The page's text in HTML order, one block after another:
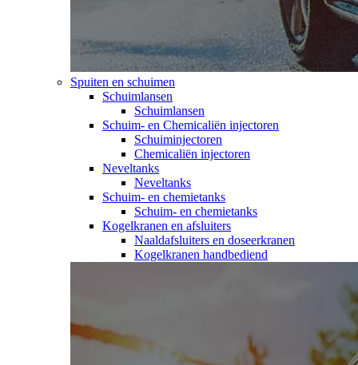
Spuiten en schuimen
Schuimlansen
Schuimlansen
Schuim- en Chemicaliën injectoren
Schuiminjectoren
Chemicaliën injectoren
Neveltanks
Neveltanks
Schuim- en chemietanks
Schuim- en chemietanks
Kogelkranen en afsluiters
Naaldafsluiters en doseerkranen
Kogelkranen handbediend